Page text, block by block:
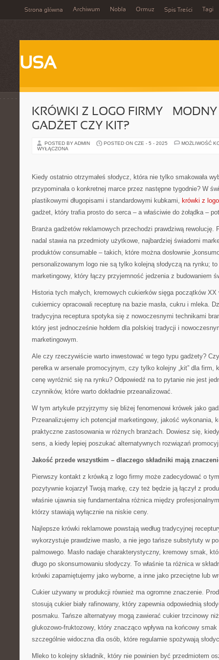
Strona główna Archiwum Nobla Ormuz Spis Treści Tagi
USA
KRÓWKI Z LOGO FIRMY –
GADŻET CZY KIT?
POSTED BY ADMIN POSTED ON CZE - 5 - 2025
MOŻLIWOŚĆ
WYŁĄCZONA
Kiedy ostatnio otrzymałeś słodycz, która nie tylko smakowała
przypominała o konkretnej marce przez następne tygodnie? W
plastikowymi długopisami i standardowymi kubkami, krówki z logo
gadżet, który trafia prosto do serca – a właściwie do żołądka –
Branża gadżetów reklamowych przechodzi prawdziwą
nadal stawia na przedmioty użytkowe, najbardziej świadomi
produktów consumable – takich, które można dosłownie
personalizowanym logo nie są tylko kolejną słodyczą na rynku;
marketingowy, który łączy przyjemność jedzenia z budowaniem
Historia tych małych, kremowych cukierków sięga początków
cukiernicy opracowali recepturę na bazie masła, cukru i mleka.
tradycyjna receptura spotyka się z nowoczesnymi technikami
który jest jednocześnie hołdem dla polskiej tradycji i
marketingowym.
Ale czy rzeczywiście warto inwestować w tego typu gadżety?
perełka w arsenale promocyjnym, czy tylko kolejny „kit” dla firm,
cenę wyróżnić się na rynku? Odpowiedź na to pytanie nie jest
czynników, które warto dokładnie przeanalizować.
W tym artykule przyjrzymy się bliżej fenomenowi krówek jako
Przeanalizujemy ich potencjał marketingowy, jakość wykonania,
praktyczne zastosowania w różnych branżach. Dowiesz się,
sens, a kiedy lepiej poszukać alternatywnych rozwiązań
Jakość przede wszystkim – dlaczego składniki mają
Pierwszy kontakt z krówką z logo firmy może zadecydować o
pozytywnie kojarzył Twoją markę, czy też będzie ją łączył z
właśnie ujawnia się fundamentalna różnica między
którzy stawiają wyłącznie na niskie ceny.
Najlepsze krówki reklamowe powstają według tradycyjnej
wykorzystuje prawdziwe masło, a nie jego tańsze substytuty w
palmowego. Masło nadaje charakterystyczny, kremowy smak,
długo po skonsumowaniu słodyczy. To właśnie ta różnica w
krówki zapamiętujemy jako wyborne, a inne jako przeciętne lub
Cukier używany w produkcji również ma ogromne znaczenie.
stosują cukier biały rafinowany, który zapewnia odpowiednią
posmaku. Tańsze alternatywy mogą zawierać cukier trzcinowy
glukozowo-fruktozowy, który znacząco wpływa na końcowy
szczególnie widoczna dla osób, które regularnie spożywają
Mleko to kolejny składnik, który nie powinien być przedmiotem